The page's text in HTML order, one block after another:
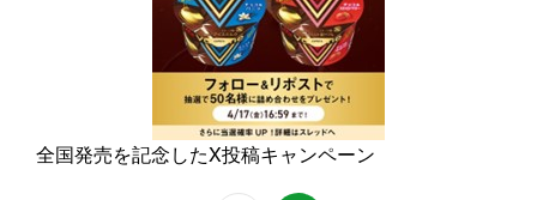
全国発売を記念したX投稿キャンペーン